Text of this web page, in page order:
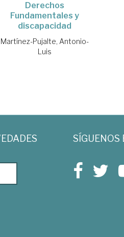
Derechos
Fundamentales y
discapacidad
Martínez-Pujalte, Antonio-
Luis
SÍGUENOS